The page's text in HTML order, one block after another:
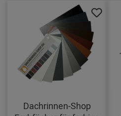
Dachrinnen-Shop